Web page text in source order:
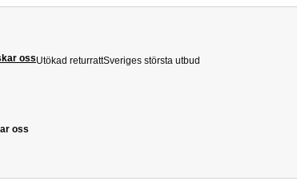
ossUtökad returrattSveriges största utbud
oss